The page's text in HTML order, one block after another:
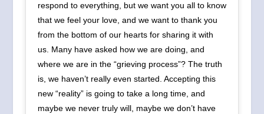
respond to everything, but we want you all to know
that we feel your love, and we want to thank you
from the bottom of our hearts for sharing it with
us. Many have asked how we are doing, and
where we are in the “grieving process”? The truth
is, we haven’t really even started. Accepting this
new “reality” is going to take a long time, and
maybe we never truly will, maybe we don’t have